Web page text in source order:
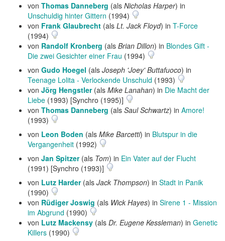
von Thomas Danneberg (als Nicholas Harper) in
Unschuldig hinter Gittern (1994)
von Frank Glaubrecht (als Lt. Jack Floyd) in T-Force
(1994)
von Randolf Kronberg (als Brian Dillon) in Blondes Gift -
Die zwei Gesichter einer Frau (1994)
von Gudo Hoegel (als Joseph 'Joey' Buttafuoco) in
Teenage Lolita - Verlockende Unschuld (1993)
von Jörg Hengstler(als Mike Lanahan) in Die Macht der
Liebe (1993) [Synchro (1995)]
von Thomas Danneberg (als Saul Schwartz) in Amore!
(1993)
von Leon Boden (als Mike Barcetti) in Blutspur in die
Vergangenheit (1992)
von Jan Spitzer(als Tom) in Ein Vater auf der Flucht
(1991) [Synchro (1993)]
von Lutz Harder(als Jack Thompson) in Stadt in Panik
(1990)
von Rüdiger Joswig (als Wick Hayes) in Sirene 1 - Mission
im Abgrund (1990)
von Lutz Mackensy (als Dr. Eugene Kessleman) in Genetic
Killers (1990)